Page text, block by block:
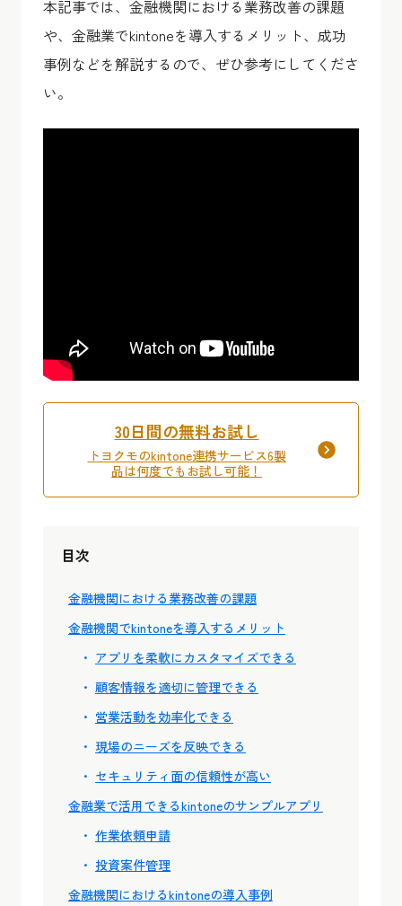
本記事では、金融機関における業務改善の課題
や、金融業でkintoneを導入するメリット、成功
事例などを解説するので、ぜひ参考にしてくださ
い。
30日間の無料お試し
トヨクモのkintone連携サービス6製
品は何度でもお試し可能！
目次
金融機関における業務改善の課題
金融機関でkintoneを導入するメリット
アプリを柔軟にカスタマイズできる
顧客情報を適切に管理できる
営業活動を効率化できる
現場のニーズを反映できる
セキュリティ面の信頼性が高い
金融業で活用できるkintoneのサンプルアプリ
作業依頼申請
投資案件管理
金融機関におけるkintoneの導入事例